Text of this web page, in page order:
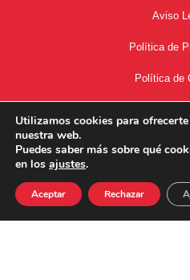
Aviso
Política de
Política de
34667504662
Utilizamos cookies para
nuestra web.
Puedes saber más sobre qué
en los ajustes.
Aceptar Rechazar